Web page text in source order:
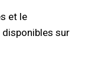
et le
sur